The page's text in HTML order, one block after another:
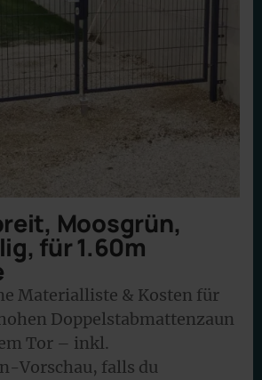
Moosgrün,
für 1.60m
Materialliste & Kosten für
Doppelstabmattenzaun
Tor – inkl.
Vorschau, falls du